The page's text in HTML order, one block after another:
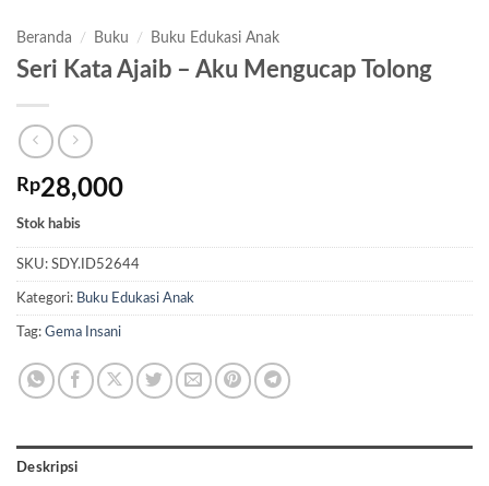
Beranda / Buku / Buku Edukasi Anak
Seri Kata Ajaib – Aku Mengucap Tolong
Rp28,000
Stok habis
SKU: SDY.ID52644
Kategori: Buku Edukasi Anak
Tag: Gema Insani
Deskripsi